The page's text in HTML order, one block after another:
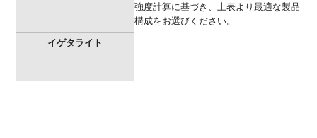
イゲタライト
※強度計算に基づき、上表より最適な製品
構成をお選びください。